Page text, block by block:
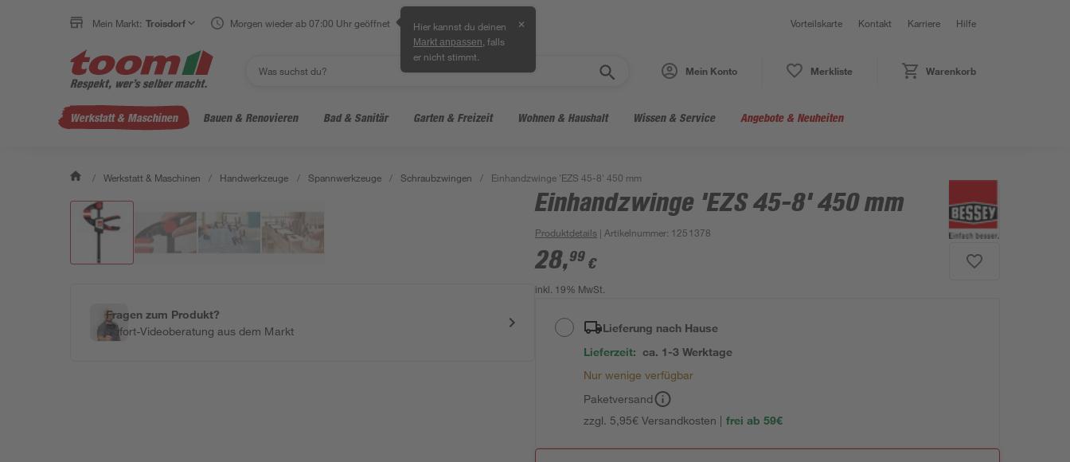
Mein Markt: Troisdorf Morgen wieder ab 07:00 Uhr geöffnet Hier kannst du deinen
Markt anpassen , falls
er nicht stimmt.
✕ Vorteilskarte Kontakt Karriere Hilfe
Mein Konto Merkliste Warenkorb
Werkstatt & Maschinen Bauen & Renovieren Bad & Sanitär Garten & Freizeit Wohnen & Haushalt Wissen & Service Angebote & Neuheiten
/ Werkstatt & Maschinen / Handwerkzeuge / Spannwerkzeuge / Schraubzwingen / Einhandzwinge 'EZS 45-8' 450 mm
Fragen zum Produkt?
Sofort-Videoberatung aus dem Markt
Einhandzwinge 'EZS 45-8' 450 mm
Produktdetails | Artikelnummer: 1251378
28,99 €
inkl. 19% MwSt.
Lieferung nach Hause
Lieferzeit: ca. 1-3 Werktage
Nur wenige verfügbar
Paketversand
zzgl. 5,95€ Versandkosten | frei ab 59€